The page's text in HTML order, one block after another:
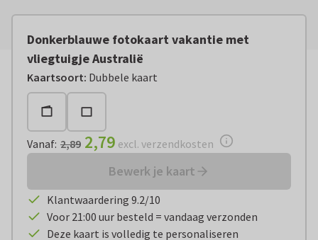
Donkerblauwe fotokaart vakantie met
vliegtuigje Australië
Kaartsoort: Dubbele kaart
Vanaf:€ 2,79 excl. verzendkosten
Vanaf: 2,89 2,79 excl. verzendkosten
Bewerk je kaart
Klantwaardering 9.2/10
Voor 21:00 uur besteld = vandaag verzonden
Deze kaart is volledig te personaliseren